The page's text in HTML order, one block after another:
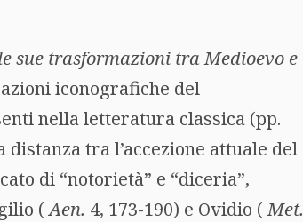
sue trasformazioni tra Medioevo e
iconografiche del
nella letteratura classica (pp.
distanza tra l’accezione attuale del
di “notorietà” e “diceria”,
(Aen. 4, 173-190) e Ovidio (Met.